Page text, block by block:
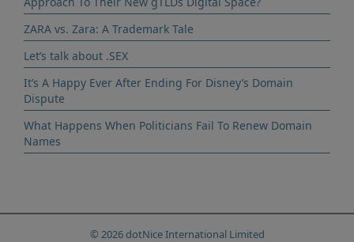
ZARA vs. Zara: A Trademark Tale
Let’s talk about .SEX
It’s A Happy Ever After Ending For Disney’s Domain
Dispute
What Happens When Politicians Fail To Renew Domain
Names
© 2026 dotNice International Limited